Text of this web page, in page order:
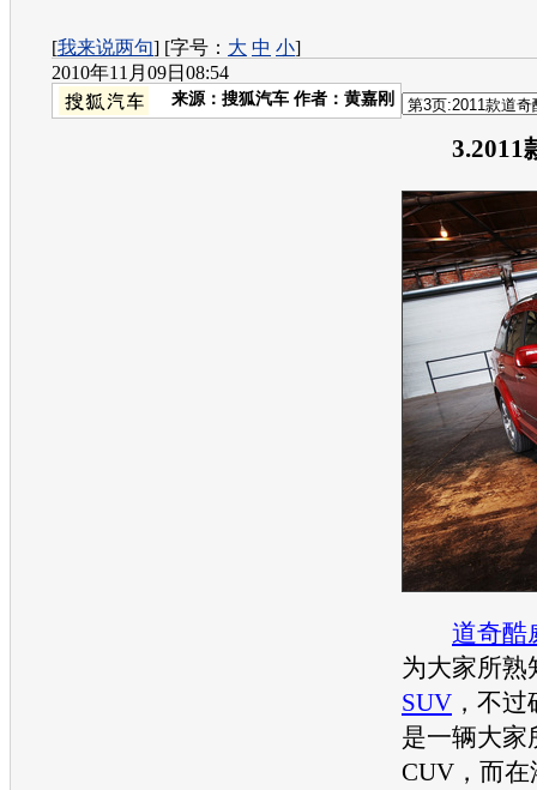
[我来说两句] [字号： 大 中 小]
2010年11月09日08:54
来源： 搜狐汽车 作者：黄嘉刚
3.2011
道奇酷
为大家所熟
SUV ，不
是一辆大家
CUV，而